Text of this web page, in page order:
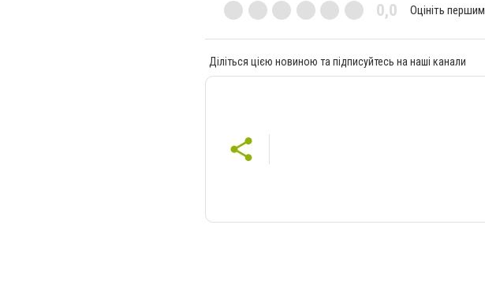
0,0 Оцініть першим
Діліться цією новиною та підписуйтесь на наші канали